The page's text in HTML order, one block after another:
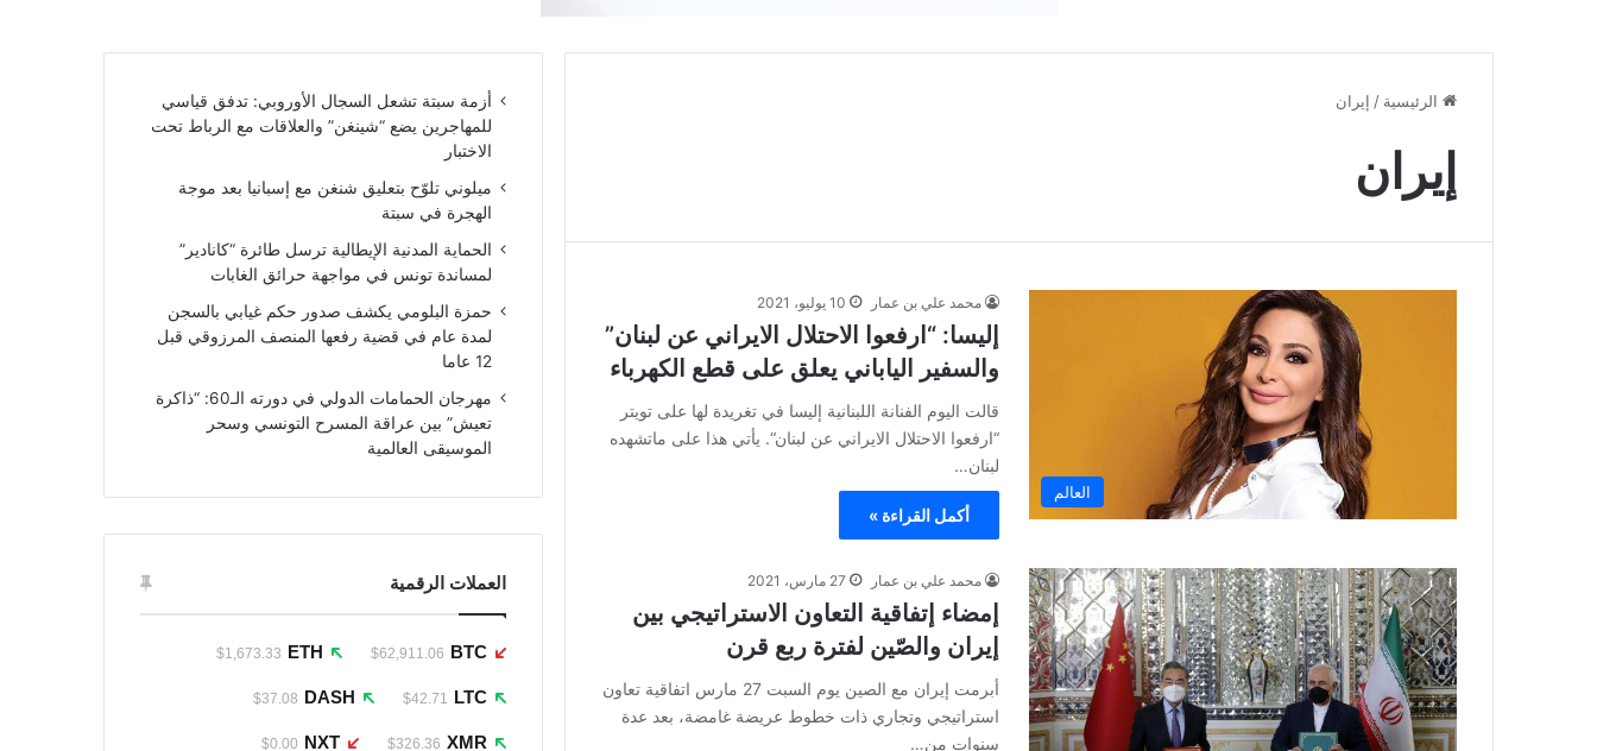
الرئيسية / إيران
إيران
العالم
محمد علي بن عمار 10 يوليو، 2021
إليسا: “ارفعوا الاحتلال الايراني عن لبنان”
والسفير الياباني يعلق على قطع الكهرباء
قالت اليوم الفنانة اللبنانية إليسا في تغريدة لها على تويتر
“ارفعوا الاحتلال الايراني عن لبنان“. يأتي هذا على ماتشهده
لبنان…
أكمل القراءة »
محمد علي بن عمار 27 مارس، 2021
إمضاء إتفاقية التعاون الاستراتيجي بين
إيران والصّين لفترة ربع قرن
أبرمت إيران مع الصين يوم السبت 27 مارس اتفاقية تعاون
استراتيجي وتجاري ذات خطوط عريضة غامضة، بعد عدة
سنوات من…
أزمة سبتة تشعل السجال الأوروبي: تدفق قياسي
للمهاجرين يضع “شينغن” والعلاقات مع الرباط تحت
الاختبار
ميلوني تلوّح بتعليق شنغن مع إسبانيا بعد موجة
الهجرة في سبتة
الحماية المدنية الإيطالية ترسل طائرة “كانادير”
لمساندة تونس في مواجهة حرائق الغابات
حمزة البلومي يكشف صدور حكم غيابي بالسجن
لمدة عام في قضية رفعها المنصف المرزوقي قبل
12 عاما
مهرجان الحمامات الدولي في دورته الـ60: “ذاكرة
تعيش” بين عراقة المسرح التونسي وسحر
الموسيقى العالمية
العملات الرقمية
BTC
$62,911.06
ETH
$1,673.33
LTC
$42.71
DASH
$37.08
XMR
$326.36
NXT
$0.00